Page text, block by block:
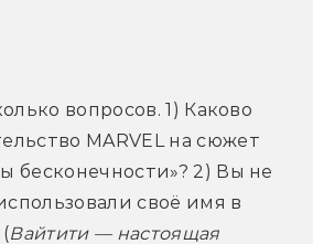
вопросов. 1) Каково
MARVEL на сюжет
бесконечности»? 2) Вы не
своё имя в
Вайтити — настоящая